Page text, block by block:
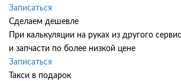
Записаться
Сделаем дешевле
При калькуляции на руках из другого
и запчасти по более низкой цене
Записаться
Такси в подарок